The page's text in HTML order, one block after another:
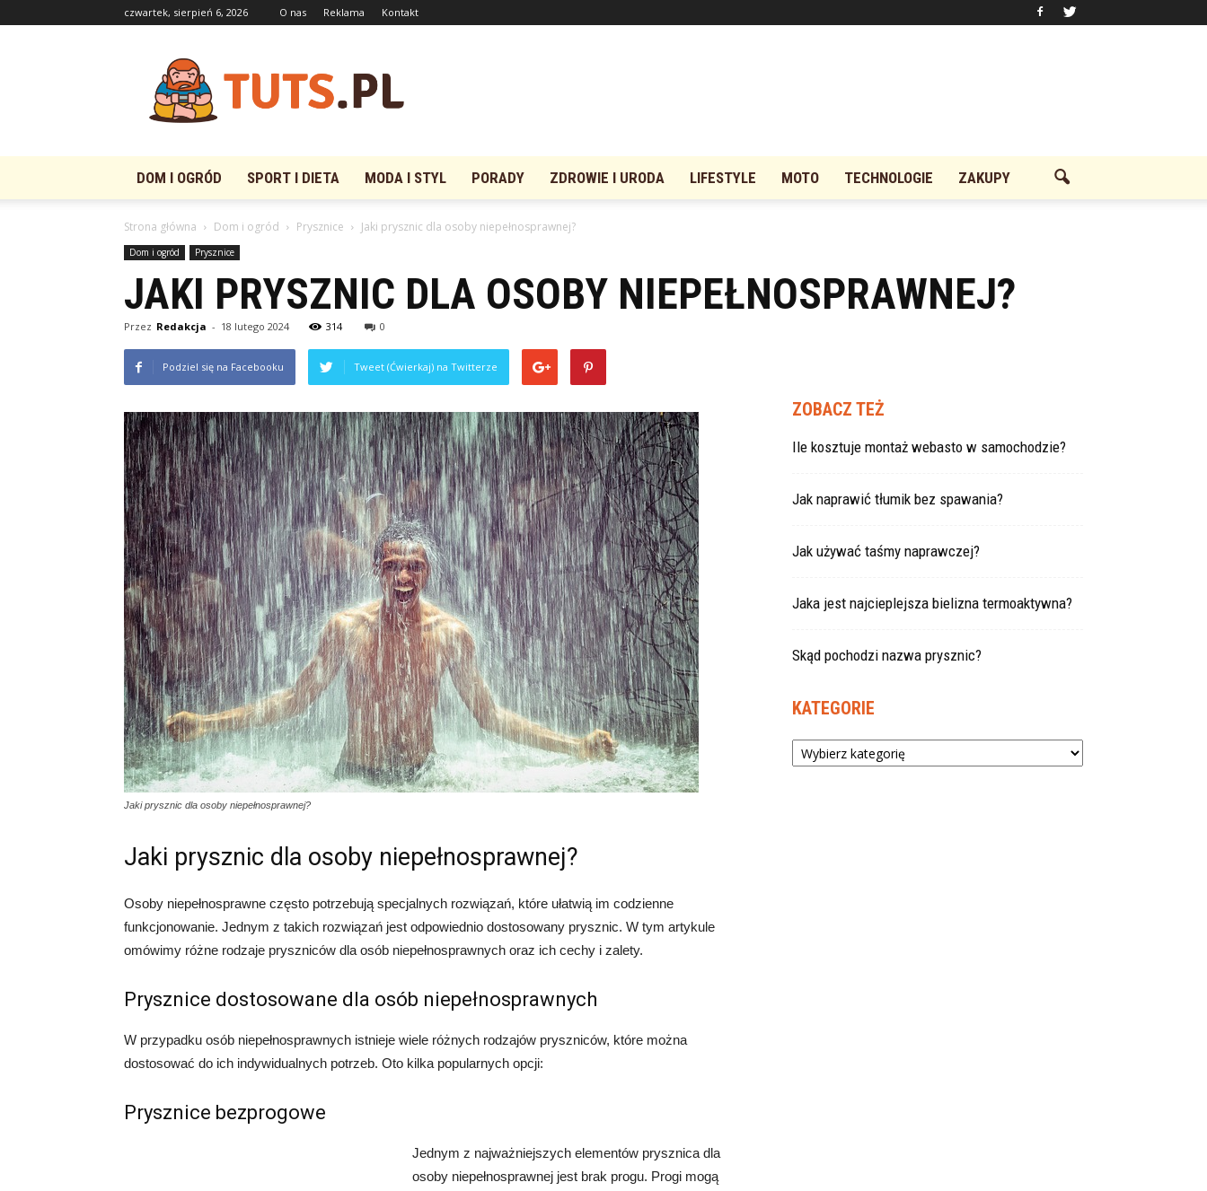
czwartek, sierpień 6, 2026 O nas Reklama Kontakt
Tuts.pl
DOM I OGRÓD SPORT I DIETA MODA I STYL PORADY ZDROWIE I URODA LIFESTYLE MOTO TECHNOLOGIE ZAKUPY
Strona główna Dom i ogród Prysznice Jaki prysznic dla osoby niepełnosprawnej?
Dom i ogród Prysznice
JAKI PRYSZNIC DLA OSOBY NIEPEŁNOSPRAWNEJ?
Przez Redakcja - 18 lutego 2024 314 0
Podziel się na Facebooku Tweet (Ćwierkaj) na Twitterze
Jaki prysznic dla osoby niepełnosprawnej?
Jaki prysznic dla osoby niepełnosprawnej?
Osoby niepełnosprawne często potrzebują specjalnych rozwiązań, które ułatwią im codzienne
funkcjonowanie. Jednym z takich rozwiązań jest odpowiednio dostosowany prysznic. W tym artykule
omówimy różne rodzaje pryszniców dla osób niepełnosprawnych oraz ich cechy i zalety.
Prysznice dostosowane dla osób niepełnosprawnych
W przypadku osób niepełnosprawnych istnieje wiele różnych rodzajów pryszniców, które można
dostosować do ich indywidualnych potrzeb. Oto kilka popularnych opcji:
Prysznice bezprogowe
Jednym z najważniejszych elementów prysznica dla
osoby niepełnosprawnej jest brak progu. Progi mogą
ZOBACZ TEŻ
Ile kosztuje montaż webasto w samochodzie?
Jak naprawić tłumik bez spawania?
Jak używać taśmy naprawczej?
Jaka jest najcieplejsza bielizna termoaktywna?
Skąd pochodzi nazwa prysznic?
KATEGORIE
Kategorie